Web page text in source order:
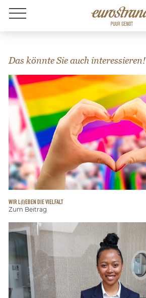
Over Eurostrand
Das könnte Sie auch interessieren!
WIR L(I)EBEN DIE VIELFALT
Zum Beitrag